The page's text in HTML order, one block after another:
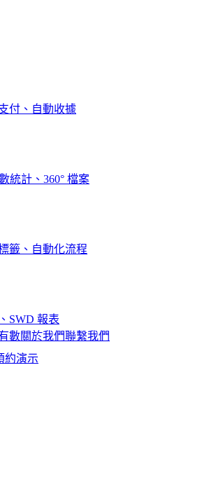
付、自動收據
統計、360° 檔案
籤、自動化流程
SWD 報表
數關於我們聯繫我們
約演示